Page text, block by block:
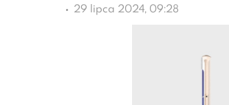
29 lipca 2024, 09:28